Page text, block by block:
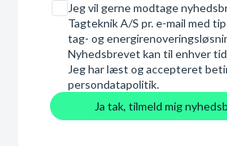
Samtykke
Jeg vil gerne modtage
Tagteknik A/S pr. e-mail med
tag- og
Nyhedsbrevet kan til enhver
Jeg har læst og accepteret
persondatapolitik.
Ja tak, tilmeld mig